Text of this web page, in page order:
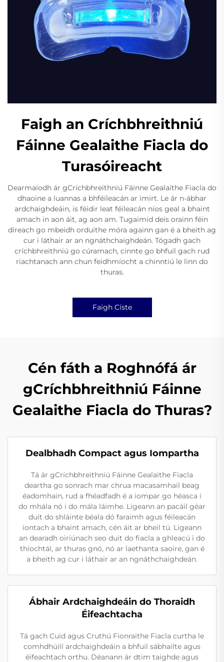
Faigh an Críchbhreithniú
Fáinne Gealaithe Fiacla do
Turasóireacht
Dearmaíodh ár gCríchbhreithniú Fáinne Gealaithe Fiacla do
dhaoine a luannas a bhféileacán ar imirt. Le ár n-ábhar
ardchaighdeáin, is féidir leat féileacán níos geal a bhaint
amach in aon áit, ag aon am. Tugaimid deis orainn féin
díreach go mbeidh orduithe móra againn gan é a bheith ag
cur i láthair ar an ngnáthchaighdeán. Tógadh gach
críchbhreithniú go cúramach, cinnte go bhfuil gach rud
riachtanach ann chun feidhmíocht a chinntiú le linn do
thuras.
Faigh Císte
Cén fáth a Roghnófá ár
gCríchbhreithniú Fáinne
Gealaithe Fiacla do Thuras?
Dealbhadh Compact agus Iompartha
Tá ár gCríchbhreithniú Fáinne Gealaithe Fiacla
deartha go sonrach mar chrua macasamhail beag
éadomhain, rud a fhéadfadh é a iompar go héasca i
do mhála nó i do mála láimhe. Ligeann an pacáil géar
duit do shláinte béala dó faraimh agus féileacán
iontach a bhaint amach, cén áit ar bheil tú. Ligeann
an dearadh oiriúnach seo duit do fiacla a ghleacú i do
thíochtál, ar thuras gnó, nó ar laethanta saoire, gan é
a bheith ag cur i láthair ar an ngnáthchaighdeán.
Ábhair Ardchaighdeáin do Thoraidh
Éifeachtacha
Tá gach Cuid agus Cruthú Fionraithe Fiacla curtha le
comhdhúilí ardchaighdeáin a bhfuil sábhailte agus
éifeachtach orthu. Déanann ár dtim taighde agus